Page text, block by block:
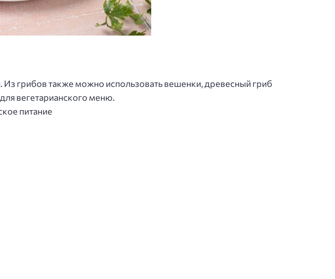
грибов также можно использовать вешенки, древесный гриб
вегетарианского меню.
питание